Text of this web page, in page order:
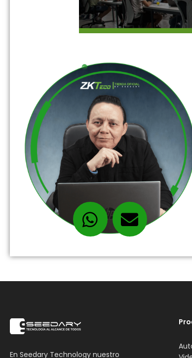
En Seedary Technology nuestro